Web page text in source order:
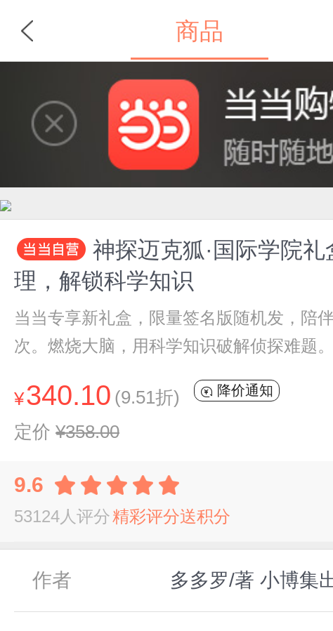
商品
分类
神探迈克狐·国际学院
理，解锁科学知识
当当专享新礼盒，限量签名版随机发，陪
次。燃烧大脑，用科学知识破解侦探难题
¥340.10 (9.51折) 降价通知
定价 ¥358.00
9.6
53124人评分精彩评分送积分
作者 多多罗/著 小博集